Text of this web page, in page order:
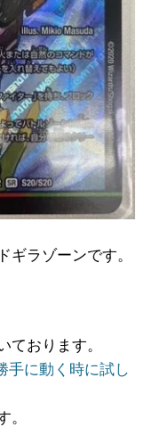
ギラゾーンです。
ております。
手に動く時に試し
。